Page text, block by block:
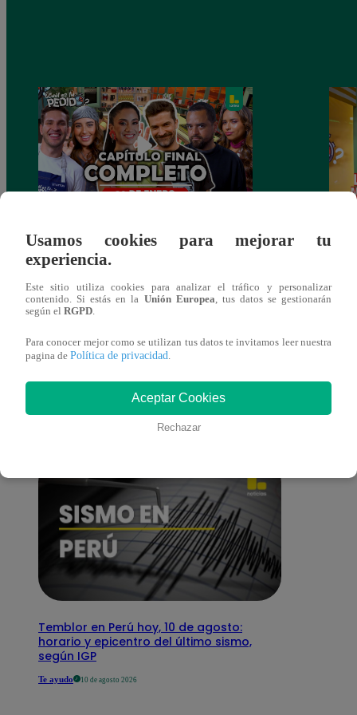
¿CUÁL ES TU PEDIDO? Martes 20 de
Enero – PROGRAMA COMPLETO
También te puede
interesar
Temblor en Perú hoy, 10 de agosto:
horario y epicentro del último sismo,
según IGP
Te ayudo 10 de agosto 2026
Usamos cookies para mejorar tu
experiencia.
Este sitio utiliza cookies para analizar el tráfico y personalizar
contenido. Si estás en la Unión Europea, tus datos se gestionarán
según el RGPD.
Para conocer mejor como se utilizan tus datos te invitamos leer nuestra
pagina de Política de privacidad.
Aceptar Cookies
Rechazar